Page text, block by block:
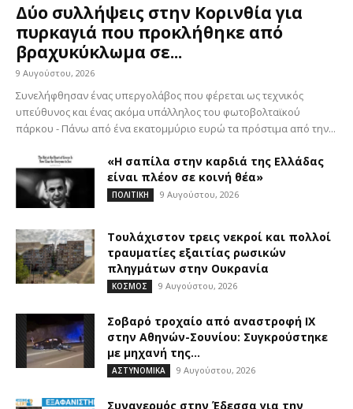
Δύο συλλήψεις στην Κορινθία για
πυρκαγιά που προκλήθηκε από
βραχυκύκλωμα σε...
9 Αυγούστου, 2026
Συνελήφθησαν ένας υπεργολάβος που φέρεται ως τεχνικός
υπεύθυνος και ένας ακόμα υπάλληλος του φωτοβολταϊκού
πάρκου - Πάνω από ένα εκατομμύριο ευρώ τα πρόστιμα από την...
«Η σαπίλα στην καρδιά της Ελλάδας
είναι πλέον σε κοινή θέα»
ΠΟΛΙΤΙΚΗ 9 Αυγούστου, 2026
Τουλάχιστον τρεις νεκροί και πολλοί
τραυματίες εξαιτίας ρωσικών
πληγμάτων στην Ουκρανία
ΚΟΣΜΟΣ 9 Αυγούστου, 2026
Σοβαρό τροχαίο από αναστροφή ΙΧ
στην Αθηνών-Σουνίου: Συγκρούστηκε
με μηχανή της...
ΑΣΤΥΝΟΜΙΚΑ 9 Αυγούστου, 2026
Συναγερμός στην Έδεσσα για την